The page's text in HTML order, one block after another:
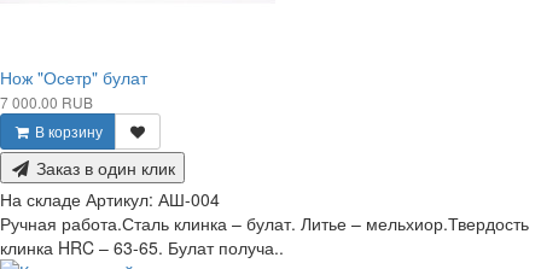
Нож "Осетр" булат
7 000.00 RUB
В корзину
Заказ в один клик
На складе Артикул: АШ-004
Ручная работа.Сталь клинка – булат. Литье – мельхиор.Твердость
клинка HRC – 63-65. Булат получа..